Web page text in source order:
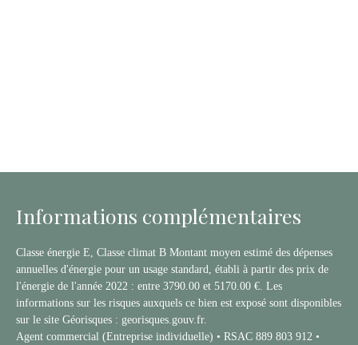
Informations complémentaires
Classe énergie E, Classe climat B Montant moyen estimé des dépenses
annuelles d'énergie pour un usage standard, établi à partir des prix de
l'énergie de l'année 2022 : entre 3790.00 et 5170.00 €. Les
informations sur les risques auxquels ce bien est exposé sont disponibles
sur le site Géorisques : georisques.gouv.fr.
Agent commercial (Entreprise individuelle) • RSAC 889 803 912 •